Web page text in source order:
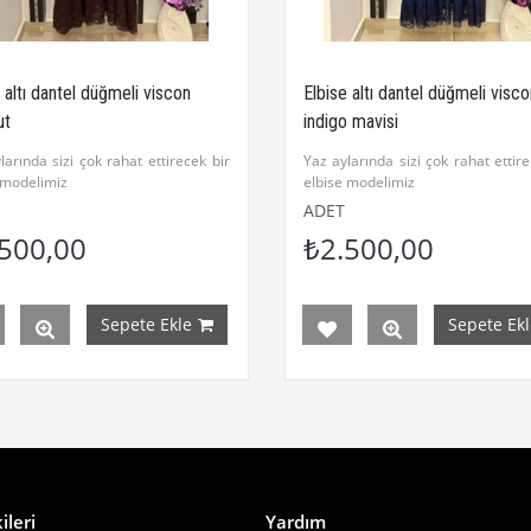
altı dantel düğmeli viscon
sizi çok rahat ettirecek bir
kumaştır
kısa program yıkaması
atılmaz.
Sepete Ekle
Elbise altı dantel düğmeli
indigo mavisi
Yaz aylarında sizi çok rahat
elbise modelimiz
Viscon pamuklu kumaştır
Not:30 derecede kısa program
önerilir,kurutmaya atılmaz.
ADET
₺2.500,00
Sepete
Yardım